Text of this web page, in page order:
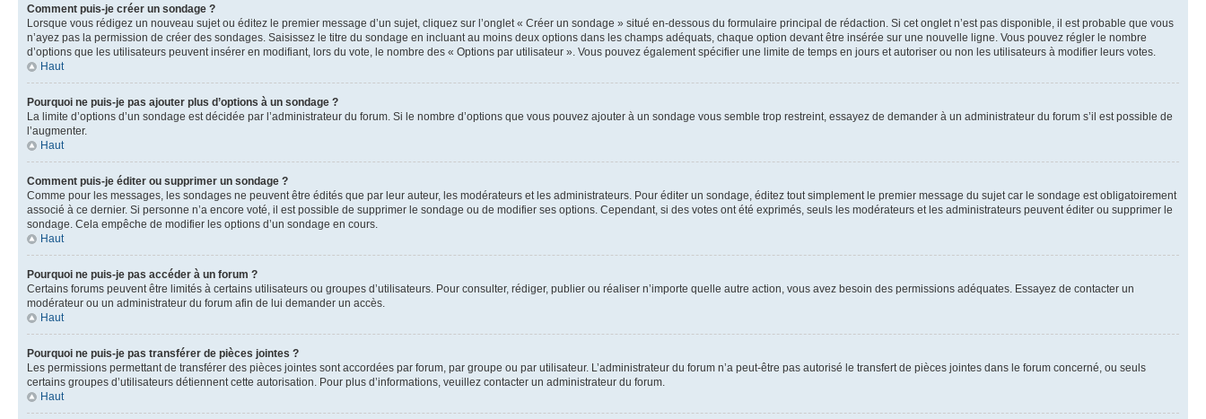
Comment puis-je créer un sondage ?
Lorsque vous rédigez un nouveau sujet ou éditez le premier message d’un sujet, cliquez sur l’onglet « Créer un sondage » situé en-dessous du formulaire principal de rédaction. Si cet onglet n’est pas disponible, il est probable que vous
n’ayez pas la permission de créer des sondages. Saisissez le titre du sondage en incluant au moins deux options dans les champs adéquats, chaque option devant être insérée sur une nouvelle ligne. Vous pouvez régler le nombre
d’options que les utilisateurs peuvent insérer en modifiant, lors du vote, le nombre des « Options par utilisateur ». Vous pouvez également spécifier une limite de temps en jours et autoriser ou non les utilisateurs à modifier leurs votes.
Haut
Pourquoi ne puis-je pas ajouter plus d’options à un sondage ?
La limite d’options d’un sondage est décidée par l’administrateur du forum. Si le nombre d’options que vous pouvez ajouter à un sondage vous semble trop restreint, essayez de demander à un administrateur du forum s’il est possible de
l’augmenter.
Haut
Comment puis-je éditer ou supprimer un sondage ?
Comme pour les messages, les sondages ne peuvent être édités que par leur auteur, les modérateurs et les administrateurs. Pour éditer un sondage, éditez tout simplement le premier message du sujet car le sondage est obligatoirement
associé à ce dernier. Si personne n’a encore voté, il est possible de supprimer le sondage ou de modifier ses options. Cependant, si des votes ont été exprimés, seuls les modérateurs et les administrateurs peuvent éditer ou supprimer le
sondage. Cela empêche de modifier les options d’un sondage en cours.
Haut
Pourquoi ne puis-je pas accéder à un forum ?
Certains forums peuvent être limités à certains utilisateurs ou groupes d’utilisateurs. Pour consulter, rédiger, publier ou réaliser n’importe quelle autre action, vous avez besoin des permissions adéquates. Essayez de contacter un
modérateur ou un administrateur du forum afin de lui demander un accès.
Haut
Pourquoi ne puis-je pas transférer de pièces jointes ?
Les permissions permettant de transférer des pièces jointes sont accordées par forum, par groupe ou par utilisateur. L’administrateur du forum n’a peut-être pas autorisé le transfert de pièces jointes dans le forum concerné, ou seuls
certains groupes d’utilisateurs détiennent cette autorisation. Pour plus d’informations, veuillez contacter un administrateur du forum.
Haut